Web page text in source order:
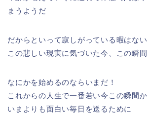
まうようだ
だからといって寂しがっている暇はない
この悲しい現実に気づいた今、この瞬間
なにかを始めるのならいまだ！
これからの人生で一番若い今この瞬間か
いまよりも面白い毎日を送るために